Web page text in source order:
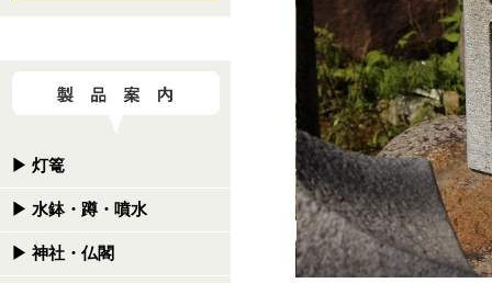
▶ 灯篭
▶ 水鉢・蹲・噴水
▶ 神社・仏閣